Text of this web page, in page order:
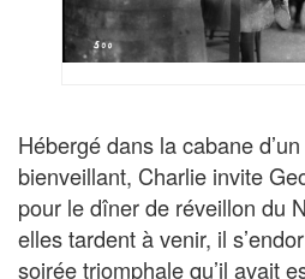
Hébergé dans la cabane
bienveillant, Charlie invite
pour le dîner de réveillon du
elles tardent à venir, il
soirée triomphale qu’il avait